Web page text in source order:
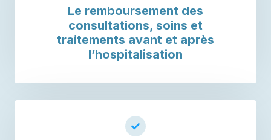
Le remboursement des
consultations, soins et
traitements avant et après
l’hospitalisation